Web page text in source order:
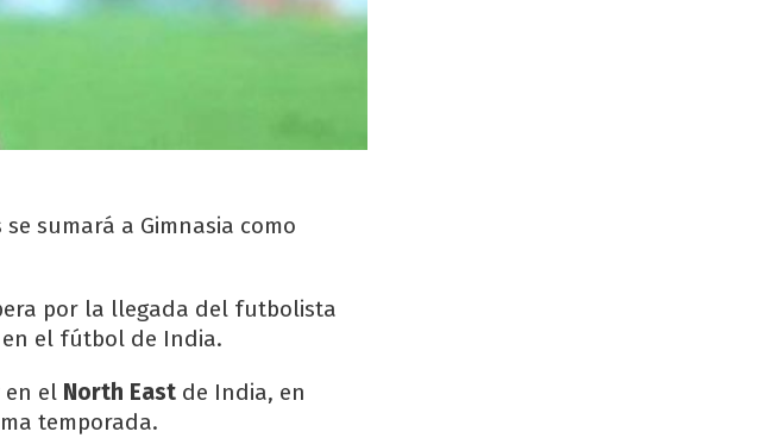
sumará a Gimnasia como
por la llegada del futbolista
el fútbol de India.
en el North East de India, en
temporada.